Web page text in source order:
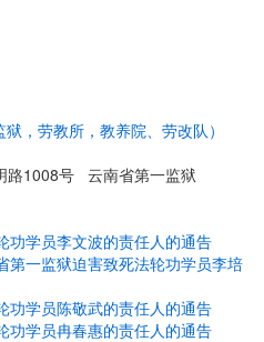
，劳教所，教养院、劳改队）
路1008号 云南省第一监狱
功学员李文波的责任人的通告
第一监狱迫害致死法轮功学员李培
功学员陈敬武的责任人的通告
功学员冉春惠的责任人的通告